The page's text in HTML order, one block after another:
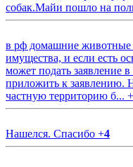
собак.Майи пошло на
в рф домашние животные
имущества, и если есть
может подать заявление
приложить к заявлению.
частную территорию б... +
Нашелся. Спасибо +4